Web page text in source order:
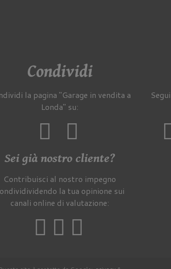
Condividi
la pagina "Garage in vendita a
Londa" su:
Sei già nostro cliente?
Contribuisci al nostro impegno
la tua opinione sui
canali online di valutazione: